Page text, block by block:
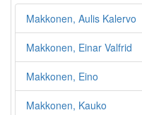
Makkonen, Aulis Kalervo
Makkonen, Einar Valfrid
Makkonen, Eino
Makkonen, Kauko